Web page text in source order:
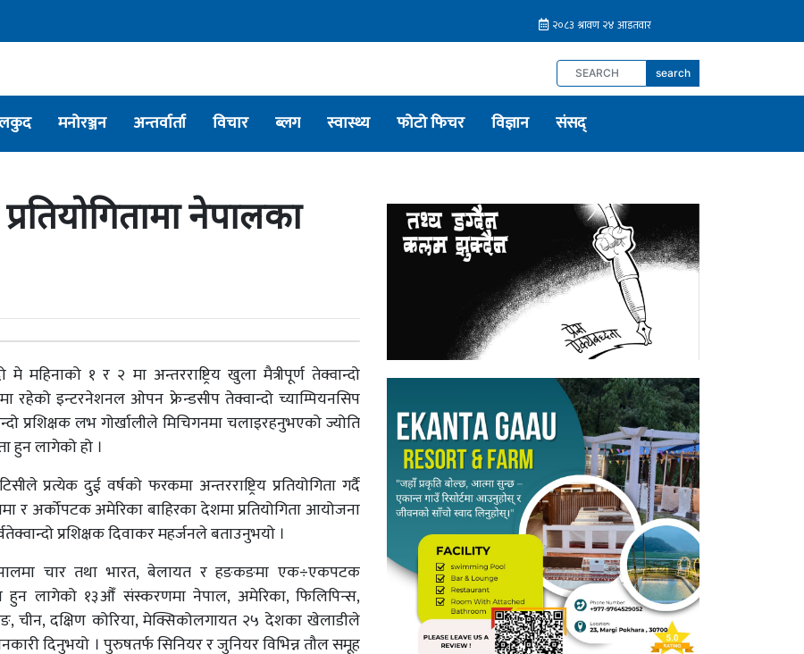
search
मनोरञ्जन अन्तर्वार्ता विचार ब्लग स्वास्थ्य फोटो फिचर विज्ञान संसद्
नेपालका
१ र २ मा अन्तरराष्ट्रिय खुला मैत्रीपूर्ण तेक्वान्दो
रहेको इन्टरनेशनल ओपन फ्रेन्डसीप तेक्वान्दो च्याम्पियनसिप
लभ गोर्खालीले मिचिगनमा चलाइरहनुभएको ज्योति
हुन लागेको हो ।
प्रत्येक दुई वर्षको फरकमा अन्तरराष्ट्रिय प्रतियोगिता गर्दै
अर्कोपटक अमेरिका बाहिरका देशमा प्रतियोगिता आयोजना
प्रशिक्षक दिवाकर महर्जनले बताउनुभयो ।
चार तथा भारत, बेलायत र हङकङमा एक÷एकपटक
हुन लागेको १३औँ संस्करणमा नेपाल, अमेरिका, फिलिपिन्स,
चीन, दक्षिण कोरिया, मेक्सिकोलगायत २५ देशका खेलाडीले
दिनुभयो । पुरुषतर्फ सिनियर र जुनियर विभिन्न तौल समूह